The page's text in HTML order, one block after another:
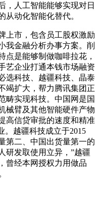
人工智能能够实现对日
从动化智能化替代。
市，包含员工股权激励
我金融分析办事方案。削
点是能够制做咖啡拉花，
艺企业打通本钱市场融资
选科技、越疆科技、晶泰
竭扩大，帮力腾讯集团正
畴实现科技。中国网是国
械臂及其他智能硬件产物
高信贷审批的速度和精准
。越疆科技成立于2015
第二、中国出货量第一的
研发取使用立异，”越疆
曾经本网授权力用做品